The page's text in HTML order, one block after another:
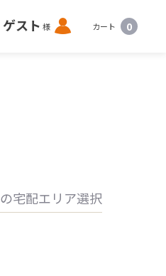
ゲスト 様 ロ
グ
カート 0
の宅配エリア選択